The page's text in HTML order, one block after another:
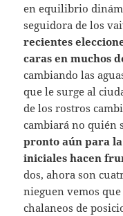
en equilibrio
seguidora de los
recientes
caras en muchos
cambiando las
que le surge al
de los rostros
cambiará no quién
pronto aún para
iniciales hacen
dos, ahora son
nieguen vemos
chalaneos de